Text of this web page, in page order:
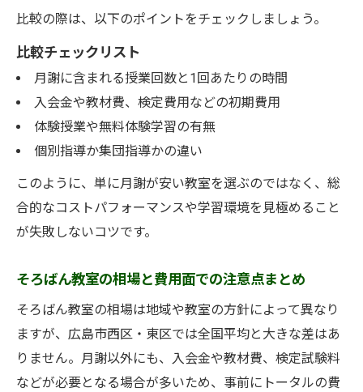
比較の際は、以下のポイントをチェックしましょう。
比較チェックリスト
月謝に含まれる授業回数と1回あたりの時間
入会金や教材費、検定費用などの初期費用
体験授業や無料体験学習の有無
個別指導か集団指導かの違い
このように、単に月謝が安い教室を選ぶのではなく、総
合的なコストパフォーマンスや学習環境を見極めること
が失敗しないコツです。
そろばん教室の相場と費用面での注意点まとめ
そろばん教室の相場は地域や教室の方針によって異なり
ますが、広島市西区・東区では全国平均と大きな差はあ
りません。月謝以外にも、入会金や教材費、検定試験料
などが必要となる場合が多いため、事前にトータルの費